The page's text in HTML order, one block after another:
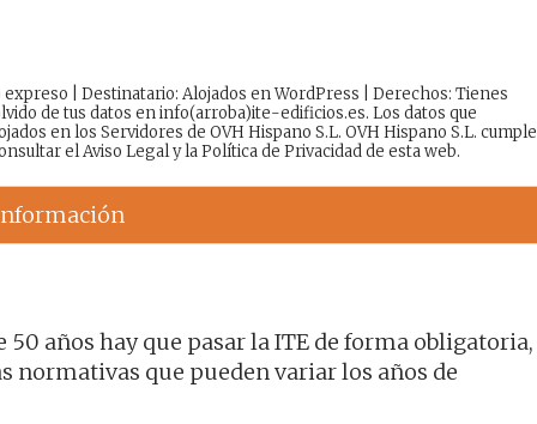
| Destinatario: Alojados en WordPress | Derechos: Tienes
de tus datos en info(arroba)ite-edificios.es. Los datos que
en los Servidores de OVH Hispano S.L. OVH Hispano S.L. cumple
elAviso Legaly laPolítica de Privacidadde esta web.
años hay que pasar la ITE de forma obligatoria,
normativas que pueden variar los años de